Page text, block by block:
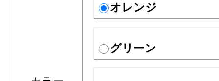
オレンジ
グリーン